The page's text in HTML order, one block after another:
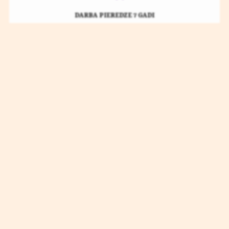
DARBA PIEREDZE 7 GADI